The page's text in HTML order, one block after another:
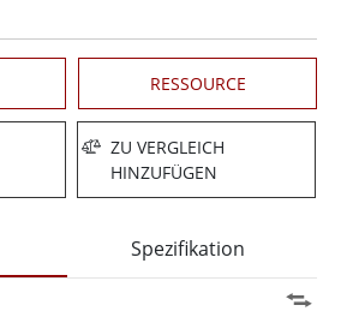
RESSOURCE
ZU VERGLEICH
HINZUFÜGEN
Spezifikation